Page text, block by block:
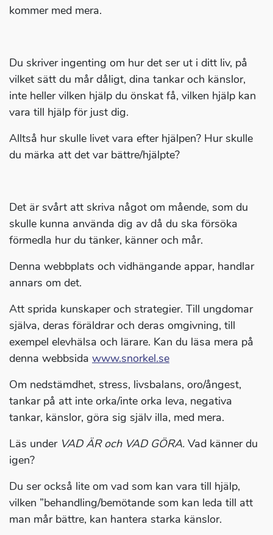
kommer med mera.
Du skriver ingenting om hur det ser ut i ditt liv, på
vilket sätt du mår dåligt, dina tankar och känslor,
inte heller vilken hjälp du önskat få, vilken hjälp kan
vara till hjälp för just dig.
Alltså hur skulle livet vara efter hjälpen? Hur skulle
du märka att det var bättre/hjälpte?
Det är svårt att skriva något om mående, som du
skulle kunna använda dig av då du ska försöka
förmedla hur du tänker, känner och mår.
Denna webbplats och vidhängande appar, handlar
annars om det.
Att sprida kunskaper och strategier. Till ungdomar
själva, deras föräldrar och deras omgivning, till
exempel elevhälsa och lärare. Kan du läsa mera på
denna webbsida www.snorkel.se
Om nedstämdhet, stress, livsbalans, oro/ångest,
tankar på att inte orka/inte orka leva, negativa
tankar, känslor, göra sig själv illa, med mera.
Läs under VAD ÄR och VAD GÖRA. Vad känner du
igen?
Du ser också lite om vad som kan vara till hjälp,
vilken ”behandling/bemötande som kan leda till att
man mår bättre, kan hantera starka känslor.